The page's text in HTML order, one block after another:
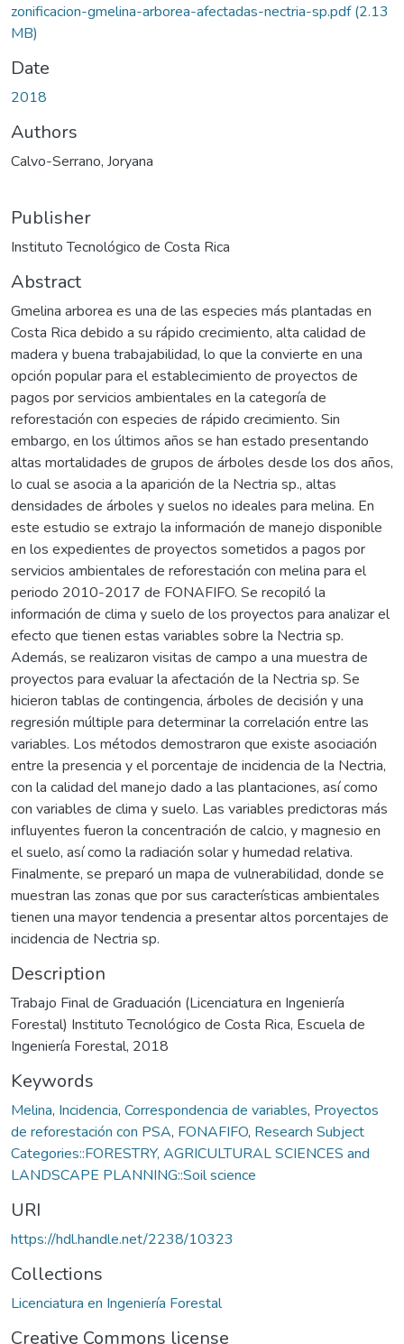
zonificacion-gmelina-arborea-afectadas-nectria-sp.pdf(2.13
MB)
Date
2018
Authors
Calvo-Serrano, Joryana
Publisher
Instituto Tecnológico de Costa Rica
Abstract
Gmelina arborea es una de las especies más plantadas en
Costa Rica debido a su rápido crecimiento, alta calidad de
madera y buena trabajabilidad, lo que la convierte en una
opción popular para el establecimiento de proyectos de
pagos por servicios ambientales en la categoría de
reforestación con especies de rápido crecimiento. Sin
embargo, en los últimos años se han estado presentando
altas mortalidades de grupos de árboles desde los dos años,
lo cual se asocia a la aparición de la Nectria sp., altas
densidades de árboles y suelos no ideales para melina. En
este estudio se extrajo la información de manejo disponible
en los expedientes de proyectos sometidos a pagos por
servicios ambientales de reforestación con melina para el
periodo 2010-2017 de FONAFIFO. Se recopiló la
información de clima y suelo de los proyectos para analizar el
efecto que tienen estas variables sobre la Nectria sp.
Además, se realizaron visitas de campo a una muestra de
proyectos para evaluar la afectación de la Nectria sp. Se
hicieron tablas de contingencia, árboles de decisión y una
regresión múltiple para determinar la correlación entre las
variables. Los métodos demostraron que existe asociación
entre la presencia y el porcentaje de incidencia de la Nectria,
con la calidad del manejo dado a las plantaciones, así como
con variables de clima y suelo. Las variables predictoras más
influyentes fueron la concentración de calcio, y magnesio en
el suelo, así como la radiación solar y humedad relativa.
Finalmente, se preparó un mapa de vulnerabilidad, donde se
muestran las zonas que por sus características ambientales
tienen una mayor tendencia a presentar altos porcentajes de
incidencia de Nectria sp.
Description
Trabajo Final de Graduación (Licenciatura en Ingeniería
Forestal) Instituto Tecnológico de Costa Rica, Escuela de
Ingeniería Forestal, 2018
Keywords
Melina, Incidencia, Correspondencia de variables, Proyectos
de reforestación con PSA, FONAFIFO, Research Subject
Categories::FORESTRY, AGRICULTURAL SCIENCES and
LANDSCAPE PLANNING::Soil science
URI
https://hdl.handle.net/2238/10323
Collections
Licenciatura en Ingeniería Forestal
Creative Commons license